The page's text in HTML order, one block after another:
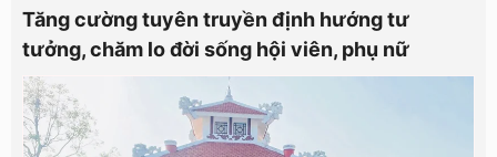
Tăng cường tuyên truyền định hướng tư
tưởng, chăm lo đời sống hội viên, phụ nữ